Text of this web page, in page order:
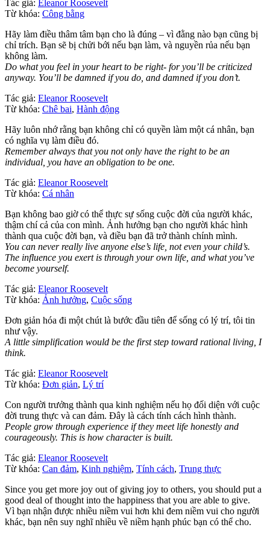
Tác giả: Eleanor Roosevelt
Từ khóa: Công bằng
Hãy làm điều thâm tâm bạn cho là đúng – vì đằng nào bạn cũng bị
chỉ trích. Bạn sẽ bị chửi bới nếu bạn làm, và nguyền rủa nếu bạn
không làm.
Do what you feel in your heart to be right- for you’ll be criticized
anyway. You’ll be damned if you do, and damned if you don’t.
Tác giả: Eleanor Roosevelt
Từ khóa: Chê bai, Hành động
Hãy luôn nhớ rằng bạn không chỉ có quyền làm một cá nhân, bạn
có nghĩa vụ làm điều đó.
Remember always that you not only have the right to be an
individual, you have an obligation to be one.
Tác giả: Eleanor Roosevelt
Từ khóa: Cá nhân
Bạn không bao giờ có thể thực sự sống cuộc đời của người khác,
thậm chí cả của con mình. Ảnh hưởng bạn cho người khác hình
thành qua cuộc đời bạn, và điều bạn đã trở thành chính mình.
You can never really live anyone else’s life, not even your child’s.
The influence you exert is through your own life, and what you’ve
become yourself.
Tác giả: Eleanor Roosevelt
Từ khóa: Ảnh hưởng, Cuộc sống
Đơn giản hóa đi một chút là bước đầu tiên để sống có lý trí, tôi tin
như vậy.
A little simplification would be the first step toward rational living, I
think.
Tác giả: Eleanor Roosevelt
Từ khóa: Đơn giản, Lý trí
Con người trưởng thành qua kinh nghiệm nếu họ đối diện với cuộc
đời trung thực và can đảm. Đây là cách tính cách hình thành.
People grow through experience if they meet life honestly and
courageously. This is how character is built.
Tác giả: Eleanor Roosevelt
Từ khóa: Can đảm, Kinh nghiệm, Tính cách, Trung thực
Since you get more joy out of giving joy to others, you should put a
good deal of thought into the happiness that you are able to give.
Vì bạn nhận được nhiều niềm vui hơn khi đem niềm vui cho người
khác, bạn nên suy nghĩ nhiều về niềm hạnh phúc bạn có thể cho.